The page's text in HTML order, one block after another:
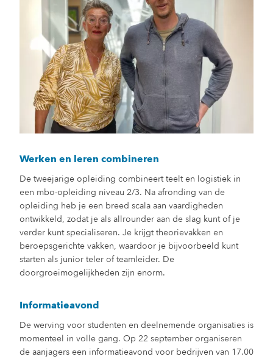
Werken en leren combineren
De tweejarige opleiding combineert teelt en logistiek in
een mbo-opleiding niveau 2/3. Na afronding van de
opleiding heb je een breed scala aan vaardigheden
ontwikkeld, zodat je als allrounder aan de slag kunt of je
verder kunt specialiseren. Je krijgt theorievakken en
beroepsgerichte vakken, waardoor je bijvoorbeeld kunt
starten als junior teler of teamleider. De
doorgroeimogelijkheden zijn enorm.
Informatieavond
De werving voor studenten en deelnemende organisaties is
momenteel in volle gang. Op 22 september organiseren
de aanjagers een informatieavond voor bedrijven van 17.00